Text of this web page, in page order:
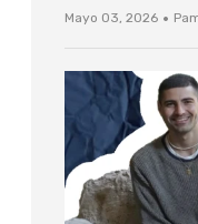
Mayo 03, 2026 ·